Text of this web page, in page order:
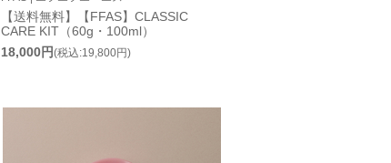
【送料無料】【FFAS】CLASSIC
CARE KIT（60g・100ml）
18,000円(税込:19,800円)